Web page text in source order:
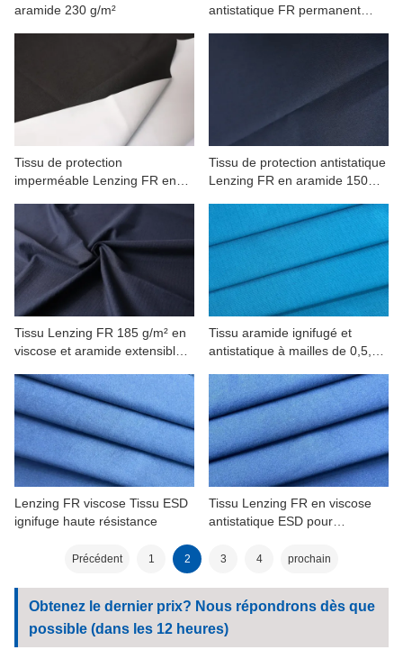
aramide 230 g/m²
antistatique FR permanent
Tissu de protection
imperméable Lenzing FR en
Tissu de protection antistatique
Lenzing FR en aramide 150
Tissu Lenzing FR 185 g/m² en
viscose et aramide extensible à
Tissu aramide ignifugé et
antistatique à mailles de 0,5,
Lenzing FR viscose Tissu ESD
ignifuge haute résistance
Tissu Lenzing FR en viscose
antistatique ESD pour
Précédent 1 2 3 4 prochain
Obtenez le dernier prix? Nous répondrons dès que
possible (dans les 12 heures)